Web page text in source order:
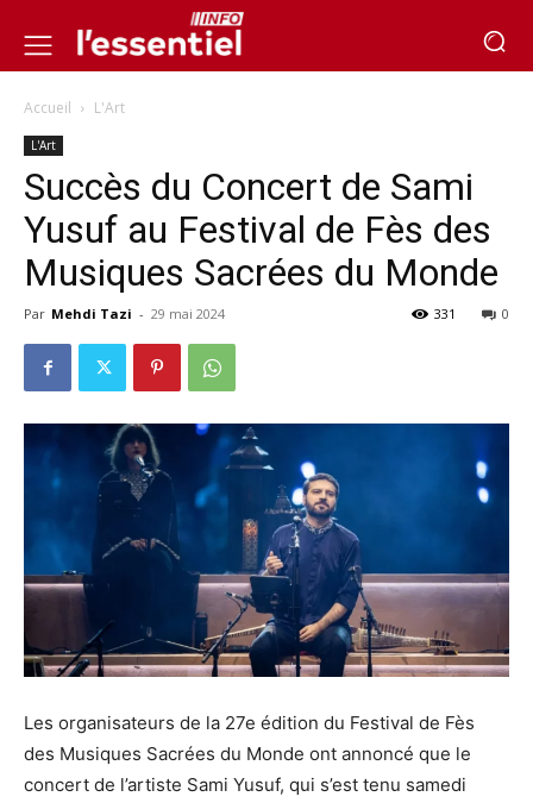
Accueil L'Art
L'Art
Succès du Concert de Sami
Yusuf au Festival de Fès des
Musiques Sacrées du Monde
Par Mehdi Tazi - 29 mai 2024 0
331
Les organisateurs de la 27e édition du Festival de Fès
des Musiques Sacrées du Monde ont annoncé que le
concert de l’artiste Sami Yusuf, qui s’est tenu samedi